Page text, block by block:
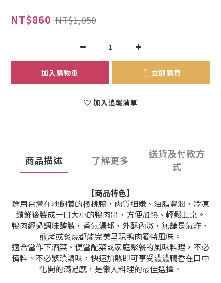
NT$860 NT$1,050
加入購物車 立即購買
加入追蹤清單
商品描述 了解更多
送貨及付款方
式
【商品特色】
選用台灣在地飼養的櫻桃鴨，肉質細嫩、油脂豐潤，冷凍
鎖鮮後製成一口大小的鴨肉串，方便加熱、輕鬆上桌。
鴨肉經過調味醃製，香氣濃郁，外酥內嫩，無論是氣炸、
煎烤或炙燒都能完美呈現鴨肉獨特風味。
適合當作下酒菜、便當配菜或家庭聚餐的風味料理，不必
備料、不必繁瑣調味，快速加熱即可享受濃濃鴨香在口中
化開的滿足感，是懶人料理的最佳選擇。